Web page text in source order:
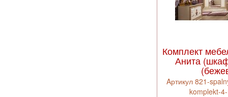
Комплект
Анита
Aртикул 821-
komplekt-